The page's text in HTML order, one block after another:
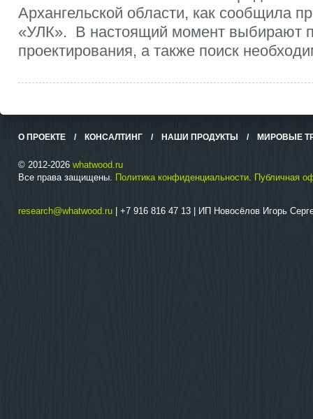
Архангельской области, как сообщила
«УЛК». В настоящий момент выбирают
проектирования, а также поиск
О ПРОЕКТЕ / КОНСАЛТИНГ / НАШИ ПРОДУКТЫ / МИРОВЫЕ
© 2012-2026 whatwood.ru
Все права защищены. Политика конфиденциальности. Публичная
research@whatwood.ru | +7 916 816 47 13 | ИП Новосёлов Игорь